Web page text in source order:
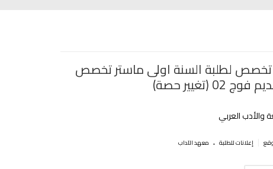
تخصص لطلبة السنة اولى ماستر تخصص
02 (تغيير حصة)
والأدب العربي
إعلانات للطلبة . معهد الآداب